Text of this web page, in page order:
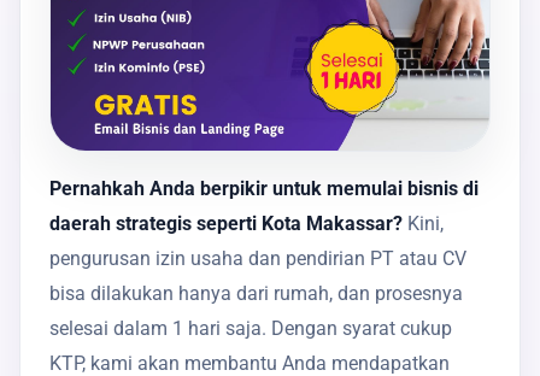
Pernahkah Anda berpikir untuk memulai bisnis di
daerah strategis seperti Kota Makassar? Kini,
pengurusan izin usaha dan pendirian PT atau CV
bisa dilakukan hanya dari rumah, dan prosesnya
selesai dalam 1 hari saja. Dengan syarat cukup
KTP, kami akan membantu Anda mendapatkan